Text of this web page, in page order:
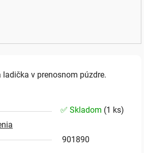
ladička v prenosnom púzdre.
✅ Skladom (1 ks)
901890